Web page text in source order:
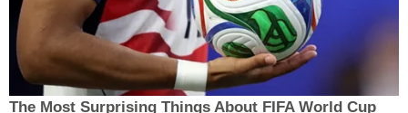
The Most Surprising Things About FIFA World Cup